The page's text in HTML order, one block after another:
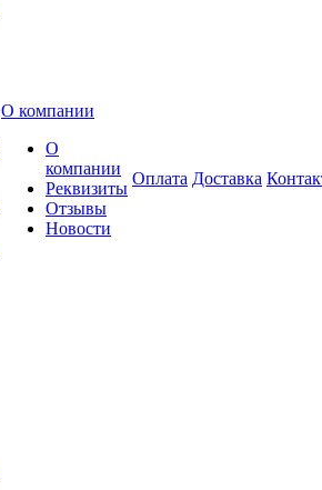
О компании
О
компании
Реквизиты
Отзывы
Новости
Оплата Доставка